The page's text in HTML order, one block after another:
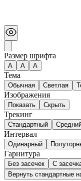
Размер шрифта
А A A
Тема
Обычная Светлая
Изображения
Показать Скрыть
Трекинг
Стандартный
Интервал
Одинарный
Гарнитура
Без засечек
С
Вернуть стандартные